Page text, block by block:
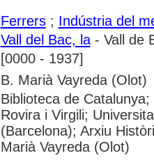
Ferrers; Indústria del
Vall del Bac, la- Vall de
[0000 - 1937]
B. Marià Vayreda (Olot)
Biblioteca de
Rovira i Virgili;
(Barcelona); Arxiu
Marià Vayreda (Olot)